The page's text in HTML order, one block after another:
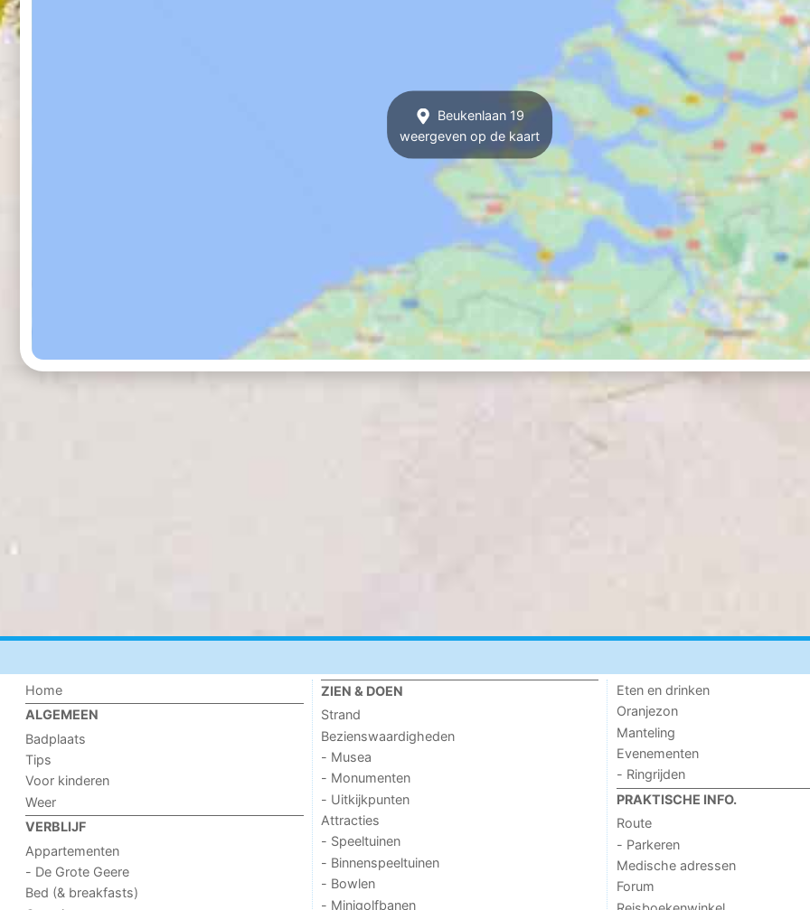
Beukenlaan 19
weergeven op de kaart
Home
ALGEMEEN
Badplaats
Tips
Voor kinderen
Weer
VERBLIJF
Appartementen
- De Grote Geere
Bed (& breakfasts)
ZIEN & DOEN
Strand
Bezienswaardigheden
- Musea
- Monumenten
- Uitkijkpunten
Attracties
- Speeltuinen
- Binnenspeeltuinen
- Bowlen
- Minigolfbanen
Eten en drinken
Oranjezon
Manteling
Evenementen
- Ringrijden
PRAKTISCHE INFO.
Route
- Parkeren
Medische adressen
Forum